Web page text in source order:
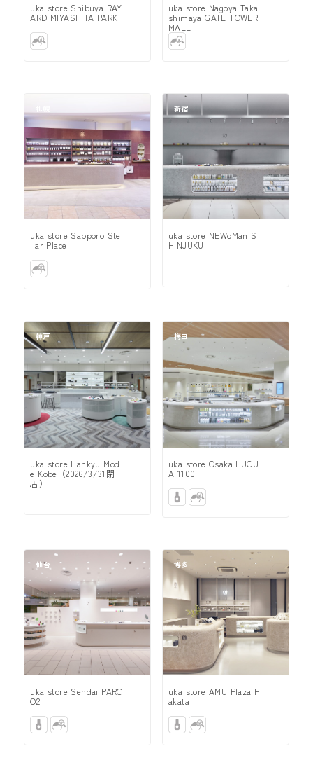
uka store Shibuya RAY
ARD MIYASHITA PARK
uka store Nagoya Taka
shimaya GATE TOWER
MALL
uka store Sapporo Ste
llar Place
新宿
uka store NEWoMan S
HINJUKU
神戸
uka store Hankyu Mod
e Kobe（2026/3/31閉
店）
梅田
uka store Osaka LUCU
A 1100
仙台
uka store Sendai PARC
O2
博多
uka store AMU Plaza H
akata